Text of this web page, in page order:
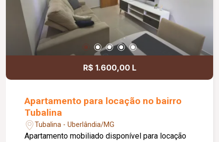
R$ 1.600,00 L
Apartamento para locação no bairro
Tubalina
Tubalina - Uberlândia/MG
Apartamento mobiliado disponível para locação